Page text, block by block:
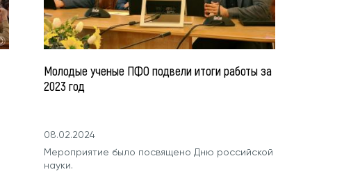
Молодые ученые ПФО подвели итоги работы за
2023 год
08.02.2024
Мероприятие было посвящено Дню российской
науки.